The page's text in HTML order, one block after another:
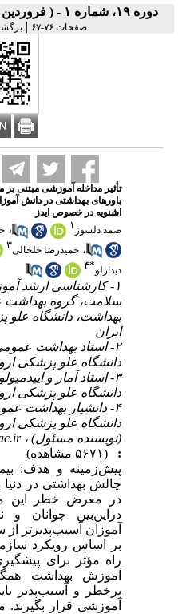
دوره ۱۹، شماره ۱ - ( فروردین ۱۴۰۰ )
صفحات ۷۶-۶۷
|
تأثیر مداخله آموزشی مبتنی بر
باورهای بهداشتی در دانش
اشنویه در خصوص ایدز
صمد دلسوز ۱ ،
، حمیدرضا خلخالی۳
دیدارلو*۴
۱- کارشناسی ارشد
سلامت، گروه بهداشت
بهداشت، دانشگاه علو
ایران
۲- استاد بهداشت
دانشگاه علو پزشکی
۳- استاد آمار و
دانشگاه علو پزشکی
۴- دانشیار بهداشت
دانشگاه علو پزشکی
(نویسنده مسئول) ،
:
(۵۶۷۱ مشاهده)
پیش‌زمینه و هدف:
چالش بهداشتی در دنیا
در معرض خطر این
دراین‌بین جوانان و
آموزان آسیب‌پذیرتر از
بر اساس رویکرد
راه مؤثر برای
آموزش بهداشت
پرخطر و آسیب‌پذیر
آموزشی قرار